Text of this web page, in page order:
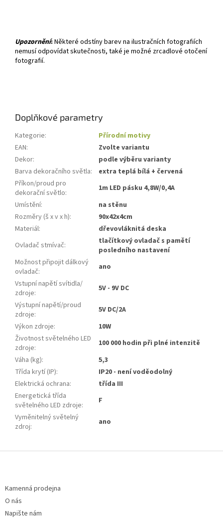
Upozornění: Některé odstíny barev na ilustračních fotografiích
nemusí odpovídat skutečnosti, také je možné zrcadlové otočení
fotografií.
Doplňkové parametry
Kategorie:
Přírodní motivy
EAN:
Zvolte variantu
Dekor:
podle výběru varianty
Barva dekoračního světla:
extra teplá bílá + červená
Příkon/proud pro
dekorační světlo:
1m LED pásku 4,8W/0,4A
Umístění:
na stěnu
Rozměry (š x v x h):
90x42x4cm
Materiál:
dřevovláknitá deska
Ovladač stmívač:
tlačítkový ovladač s pamětí
posledního nastavení
Možnost připojit dálkový
ovladač:
ano
Vstupní napětí svítidla/
zdroje:
5V - 9V DC
Výstupní napětí/proud
zdroje:
5V DC/2A
Výkon zdroje:
10W
Životnost světelného LED
zdroje:
100 000 hodin při plné intenzitě
Váha (kg):
5,3
Třída krytí (IP):
IP20 - není voděodolný
Elektrická ochrana:
třída III
Energetická třída
světelného LED zdroje:
F
Vyměnitelný světelný
zdroj: ano
Kamenná prodejna
O nás
Napište nám